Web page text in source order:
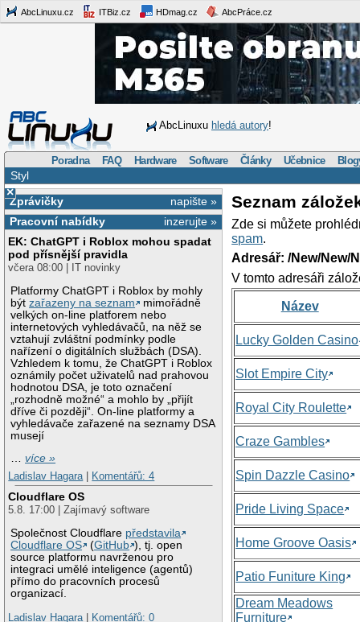
AbcLinuxu.cz ITBiz.cz HDmag.cz AbcPráce.cz
AbcLinuxu hledá autory!
Poradna FAQ Hardware Software Články Učebnice
Styl
×
napište »
Zprávičky
inzerujte »
Pracovní nabídky
EK: ChatGPT i Roblox mohou spadat
pod přísnější pravidla
včera 08:00 | IT novinky
Platformy ChatGPT i Roblox by mohly
býtzařazeny na seznam
mimořádně
velkých on-line platforem nebo
internetových vyhledávačů, na něž se
vztahují zvláštní podmínky podle
nařízení o digitálních službách (DSA).
Vzhledem k tomu, že ChatGPT i Roblox
oznámily počet uživatelů nad prahovou
hodnotou DSA, je toto označení
„rozhodně možné“ a mohlo by „přijít
dříve či později“. On-line platformy a
vyhledávače zařazené na seznamy DSA
musejí
…více »
Ladislav Hagara
Komentářů: 4
Cloudflare OS
5.8. 17:00 | Zajímavý software
Společnost Cloudflare představila
Cloudflare OS
(GitHub ), tj. open
source platformu navrženou pro
integraci umělé inteligence (agentů)
přímo do pracovních procesů
organizací.
Ladislav Hagara
Komentářů: 0
Seznam
Zde si můžete
spam.
Adresář: /New/New/
V tomto adresáři
Název
Lucky Golden Casino
Slot Empire City
Royal City Roulette
Craze Gambles
Spin Dazzle Casino
Pride Living Space
Home Groove Oasis
Patio Funiture King
Dream Meadows
Furniture